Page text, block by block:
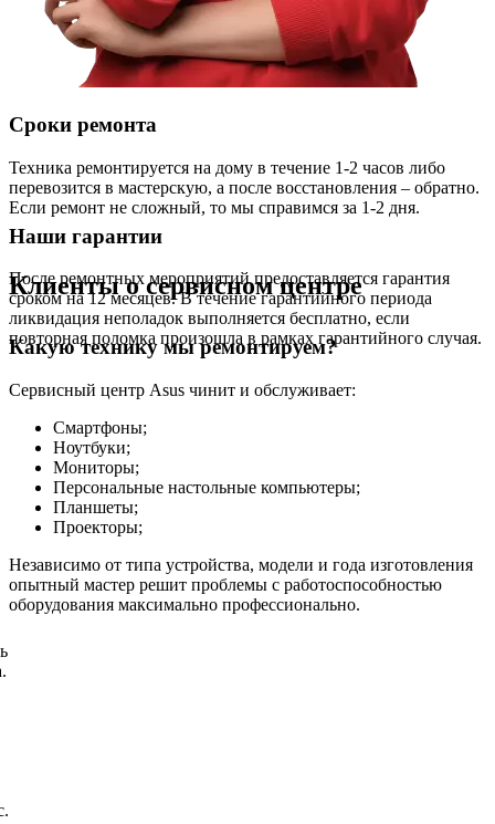
Сроки ремонта
Техника ремонтируется на дому в течение 1-2 часов либо
перевозится в мастерскую, а после восстановления – обратно.
Если ремонт не сложный, то мы справимся за 1-2 дня.
Наши гарантии
После ремонтных мероприятий предоставляется гарантия
сроком на 12 месяцев. В течение гарантийного периода
ликвидация неполадок выполняется бесплатно, если
повторная поломка произошла в рамках гарантийного случая.
Какую технику мы ремонтируем?
Сервисный центр Asus чинит и обслуживает:
Смартфоны;
Ноутбуки;
Мониторы;
Персональные настольные компьютеры;
Планшеты;
Проекторы;
Независимо от типа устройства, модели и года изготовления
опытный мастер решит проблемы с работоспособностью
оборудования максимально профессионально.
Клиенты о сервисном центре